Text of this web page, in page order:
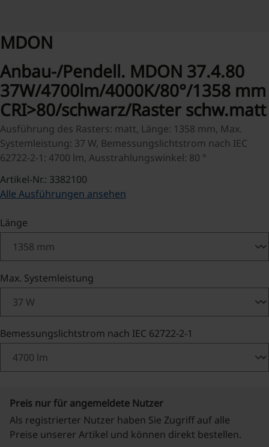
MDON
Anbau-/Pendell. MDON 37.4.80
37W/4700lm/4000K/80°/1358 mm
CRI>80/schwarz/Raster schw.matt
Ausführung des Rasters: matt, Länge: 1358 mm, Max.
Systemleistung: 37 W, Bemessungslichtstrom nach IEC
62722-2-1: 4700 lm, Ausstrahlungswinkel: 80 °
Artikel-Nr.: 3382100
Alle Ausführungen ansehen
Länge
Max. Systemleistung
Bemessungslichtstrom nach IEC 62722-2-1
Preis nur für angemeldete Nutzer
Als registrierter Nutzer haben Sie Zugriff auf alle
Preise unserer Artikel und können direkt bestellen.